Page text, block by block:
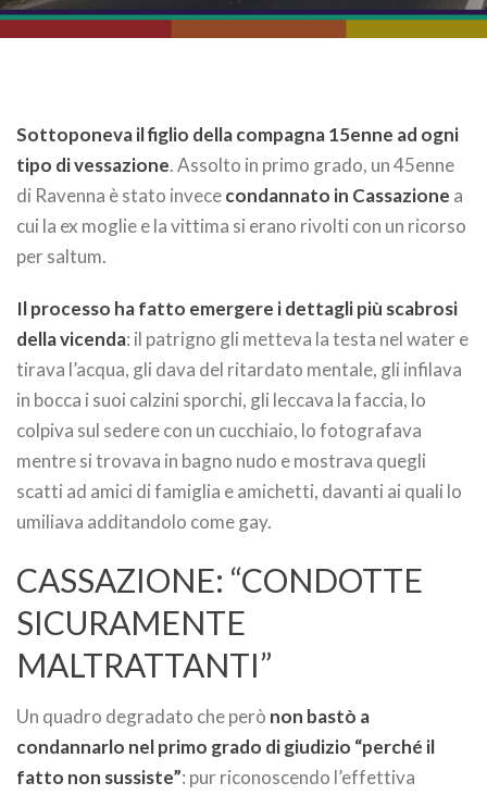
Sottoponeva il figlio della compagna 15enne ad ogni
tipo di vessazione. Assolto in primo grado, un 45enne
di Ravenna è stato invececondannato in Cassazione a
cui la ex moglie e la vittima si erano rivolti con un ricorso
per saltum.
Il processo ha fatto emergere i dettagli più scabrosi
della vicenda: il patrigno gli metteva la testa nel water e
tirava l’acqua, gli dava del ritardato mentale, gli infilava
in bocca i suoi calzini sporchi, gli leccava la faccia, lo
colpiva sul sedere con un cucchiaio, lo fotografava
mentre si trovava in bagno nudo e mostrava quegli
scatti ad amici di famiglia e amichetti, davanti ai quali lo
umiliava additandolo come gay.
CASSAZIONE: “CONDOTTE
SICURAMENTE
MALTRATTANTI”
Un quadro degradato che però non bastò a
condannarlo nel primo grado di giudizio “perché il
fatto non sussiste”: pur riconoscendo l’effettiva